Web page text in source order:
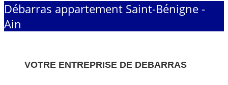
Débarras appartement Saint-Bénigne -
Ain
VOTRE ENTREPRISE DE DEBARRAS